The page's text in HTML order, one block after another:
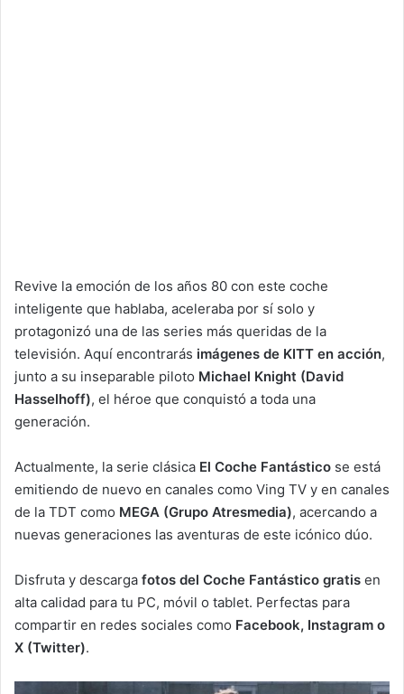
Revive la emoción de los años 80 con este coche
inteligente que hablaba, aceleraba por sí solo y
protagonizó una de las series más queridas de la
televisión. Aquí encontrarás imágenes de KITT en acción,
junto a su inseparable piloto Michael Knight (David
Hasselhoff), el héroe que conquistó a toda una
generación.
Actualmente, la serie clásica El Coche Fantástico se está
emitiendo de nuevo en canales como Ving TV y en canales
de la TDT como MEGA (Grupo Atresmedia), acercando a
nuevas generaciones las aventuras de este icónico dúo.
Disfruta y descarga fotos del Coche Fantástico gratis en
alta calidad para tu PC, móvil o tablet. Perfectas para
compartir en redes sociales como Facebook, Instagram o
X (Twitter).